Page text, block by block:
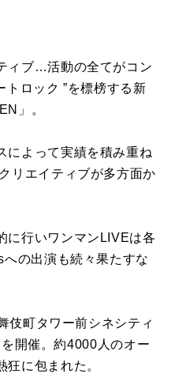
ィブ…活動の全てがコン
トロック ”を標榜する新
」。
によって実績を積み重ね
リエイティブが多方面か
に行いワンマンLIVEは各
の出演も続々果たすな
伎町タワー前シネシティ
開催。約4000人のオー
に包まれた。